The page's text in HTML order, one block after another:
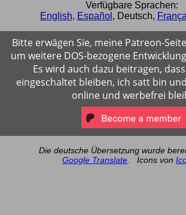
Verfügbare Sprachen:
English, Español , Deutsch,
Bitte erwägen Sie, meine Patreon-
um weitere DOS-bezogene
Es wird auch dazu beitragen,
eingeschaltet bleiben, ich satt bin
online und werbefrei
Die deutsche Übersetzung wurde
Google Translate
Icons von